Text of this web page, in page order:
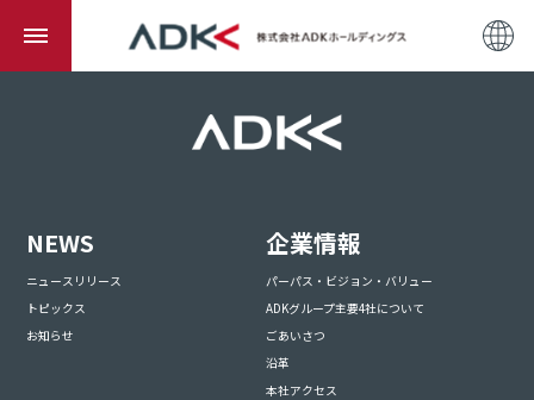
NEWS
ニュースリリース
トピックス
お知らせ
企業情報
パーパス・ビジョン・バリュー
ADKグループ主要4社について
ごあいさつ
沿革
本社アクセス